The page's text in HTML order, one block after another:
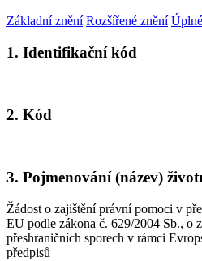
Základní znění Rozšířené znění
1. Identifikační kód
2. Kód
3. Pojmenování (název)
Žádost o zajištění právní pomoci v
EU podle zákona č. 629/2004 Sb., o
přeshraničních sporech v rámci
předpisů